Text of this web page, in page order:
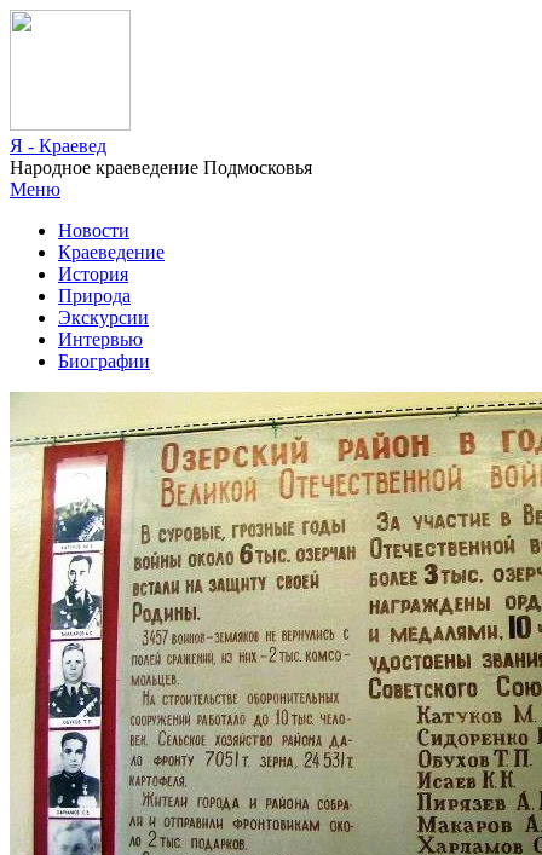
Я - Краевед
Народное краеведение Подмосковья
Меню
Новости
Краеведение
История
Природа
Экскурсии
Интервью
Биографии